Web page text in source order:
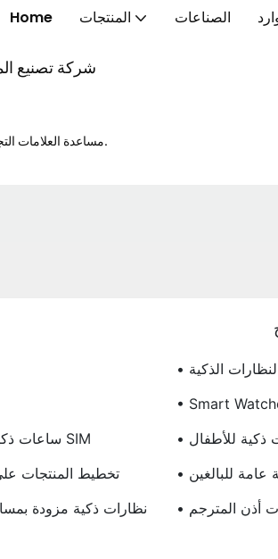
Home المنتجات الصناعات
شركة تصنيع
مساعدة العلامات التجارية العالمية على إطلاق الخواتم الذكية والنظارات الذكية والساعات الذكية بشكل أسرع.
النظارات الذكية
• Smart
• ساعات ذكية مزودة ببطاقة SIM
ذكية للأطفال
• تخطيط المنتجات
عامة للبالغين
أذن المترجم